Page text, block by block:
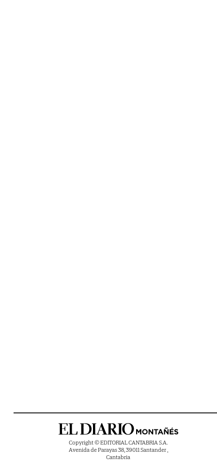
Copyright © EDITORIAL CANTABRIA S.A.
Avenida de Parayas 38, 39011 Santander ,
Cantabria